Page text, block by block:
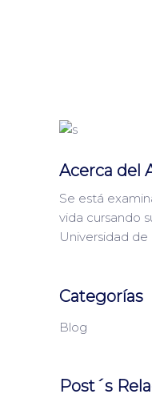
Acerca del
Se está
vida cursando
Universidad de
Categorías
Blog
Post´s